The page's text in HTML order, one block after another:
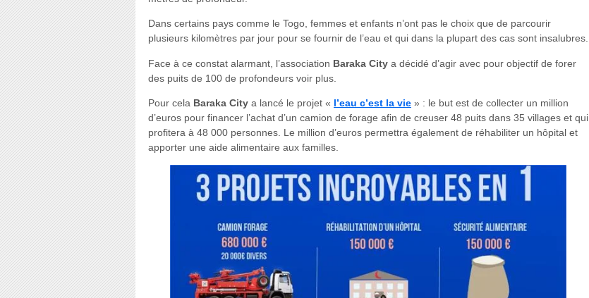
Dans certains pays comme le Togo, femmes et enfants n’ont pas le choix que de parcourir
plusieurs kilomètres par jour pour se fournir de l’eau et qui dans la plupart des cas sont insalubres.
Face à ce constat alarmant, l’association Baraka City a décidé d’agir avec pour objectif de forer
des puits de 100 de profondeurs voir plus.
Pour cela Baraka City a lancé le projet « l’eau c’est la vie » : le but est de collecter un million
d’euros pour financer l’achat d’un camion de forage afin de creuser 48 puits dans 35 villages et qui
profitera à 48 000 personnes. Le million d’euros permettra également de réhabiliter un hôpital et
apporter une aide alimentaire aux familles.